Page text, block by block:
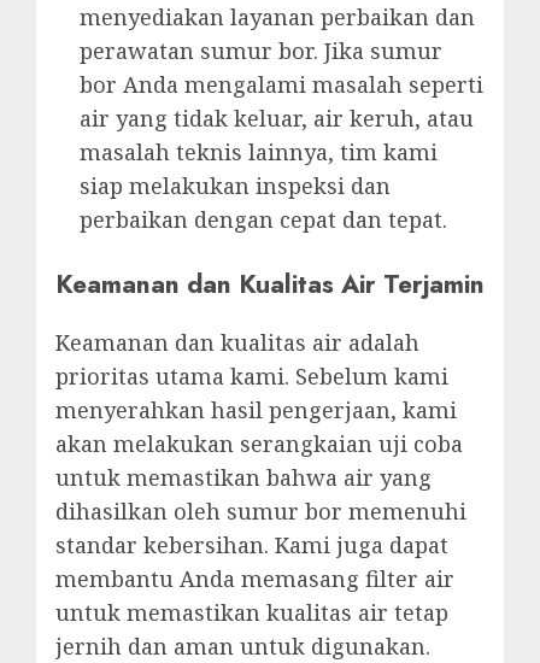
menyediakan layanan perbaikan dan
perawatan sumur bor. Jika sumur
bor Anda mengalami masalah seperti
air yang tidak keluar, air keruh, atau
masalah teknis lainnya, tim kami
siap melakukan inspeksi dan
perbaikan dengan cepat dan tepat.
Keamanan dan Kualitas Air Terjamin
Keamanan dan kualitas air adalah
prioritas utama kami. Sebelum kami
menyerahkan hasil pengerjaan, kami
akan melakukan serangkaian uji coba
untuk memastikan bahwa air yang
dihasilkan oleh sumur bor memenuhi
standar kebersihan. Kami juga dapat
membantu Anda memasang filter air
untuk memastikan kualitas air tetap
jernih dan aman untuk digunakan.